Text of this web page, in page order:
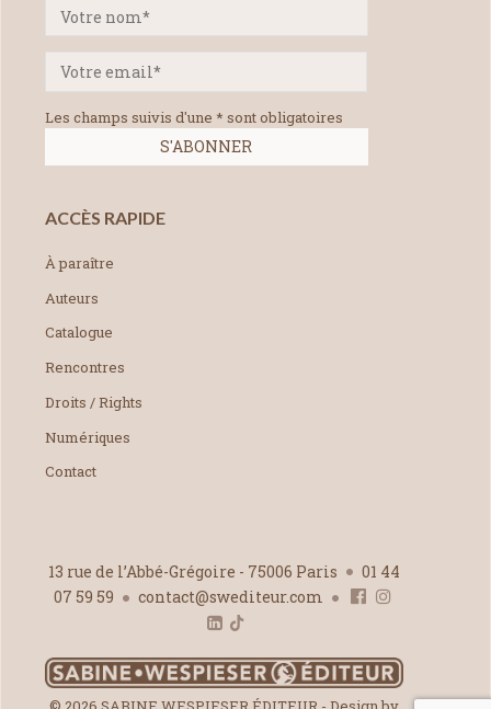
Les champs suivis d'une * sont obligatoires
ACCÈS RAPIDE
À paraître
Auteurs
Catalogue
Rencontres
Droits / Rights
Numériques
Contact
13 rue de l’Abbé-Grégoire - 75006 Paris
01 44
07 59 59
contact@swediteur.com